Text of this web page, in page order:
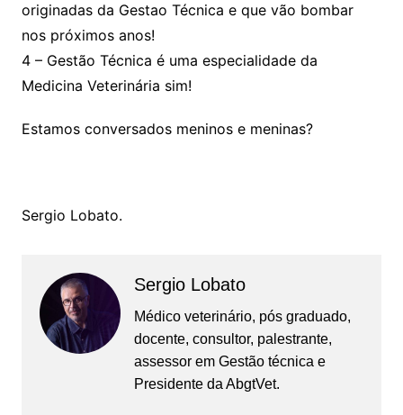
originadas da Gestao Técnica e que vão bombar
nos próximos anos!
4 – Gestão Técnica é uma especialidade da
Medicina Veterinária sim!
Estamos conversados meninos e meninas?
Sergio Lobato.
Sergio Lobato
Médico veterinário, pós graduado,
docente, consultor, palestrante,
assessor em Gestão técnica e
Presidente da AbgtVet.